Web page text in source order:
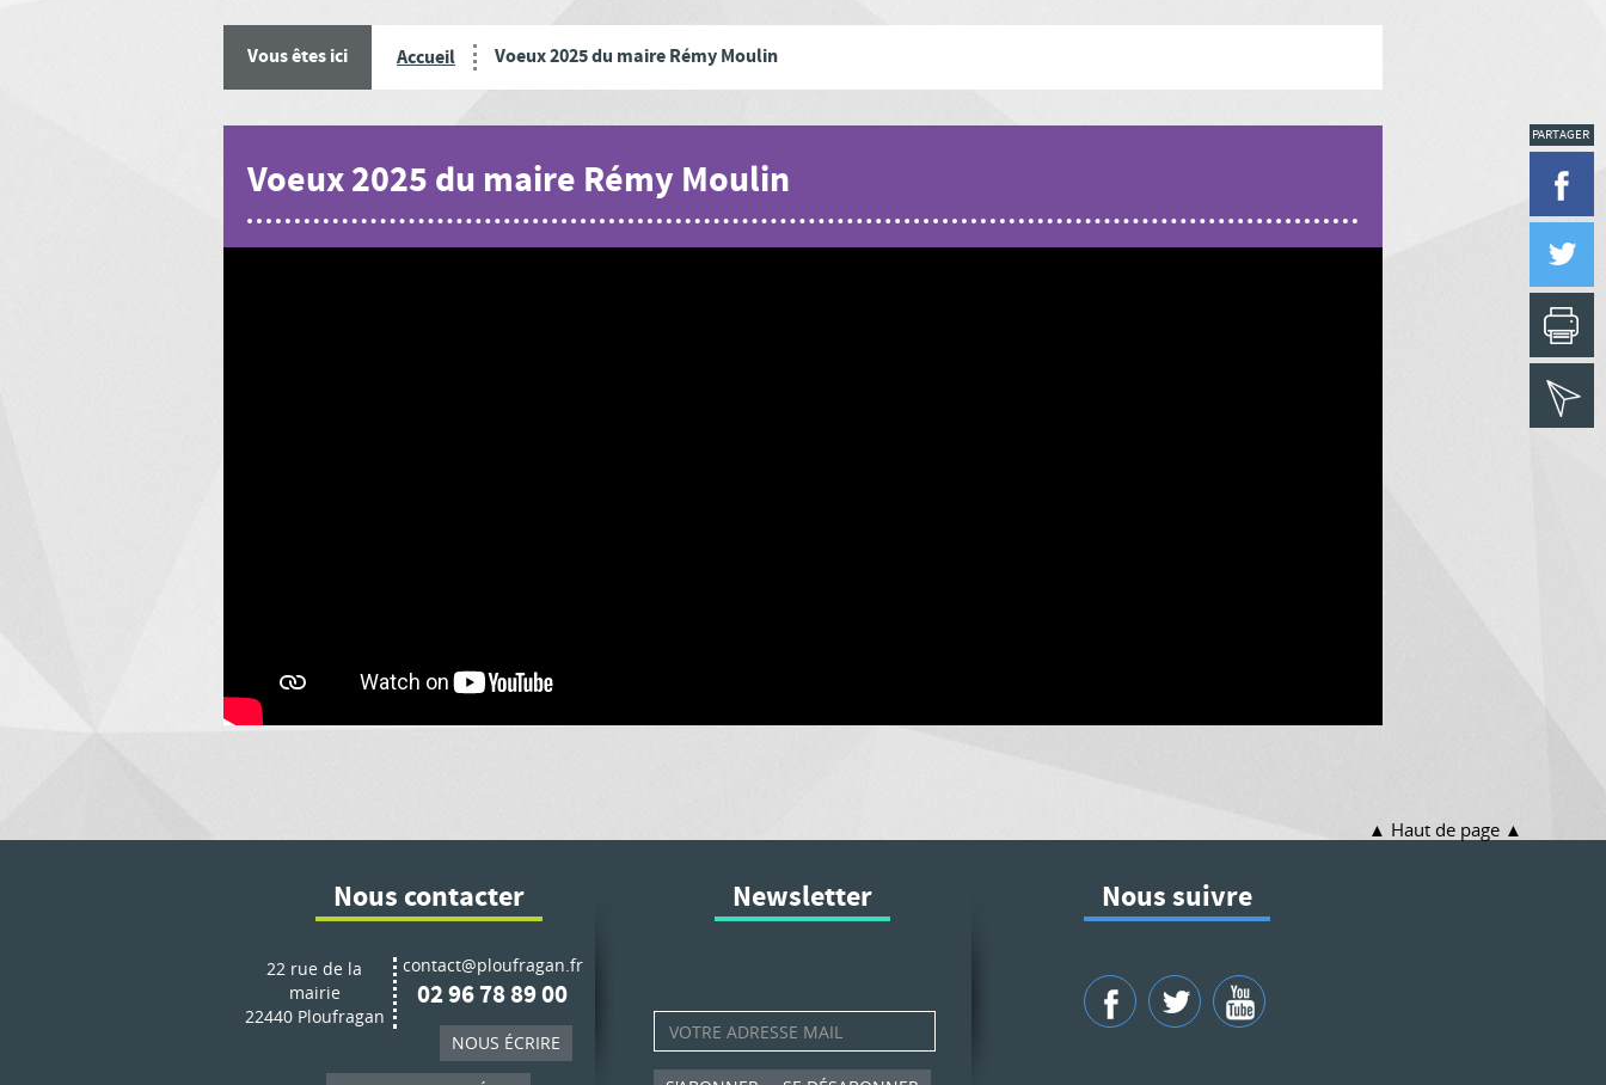
Vous êtes ici Accueil Voeux 2025 du maire Rémy Moulin
Voeux 2025 du maire Rémy Moulin
PARTAGER
Haut de page
Nous contacter
22 rue de la
mairie
22440 Ploufragan
contact@ploufragan.fr
02 96 78 89 00
NOUS ÉCRIRE
Newsletter Nous suivre